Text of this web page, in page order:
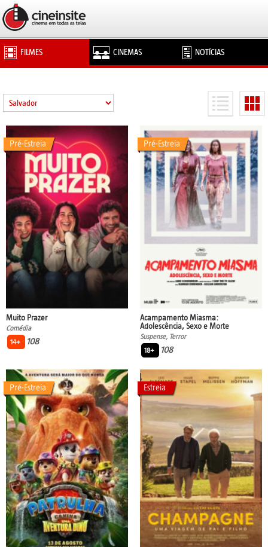
FILMES CINEMAS NOTÍCIAS
Muito Prazer
Comédia
14+
108
Acampamento Miasma:
Adolescência, Sexo e Morte
Suspense, Terror
18+
108